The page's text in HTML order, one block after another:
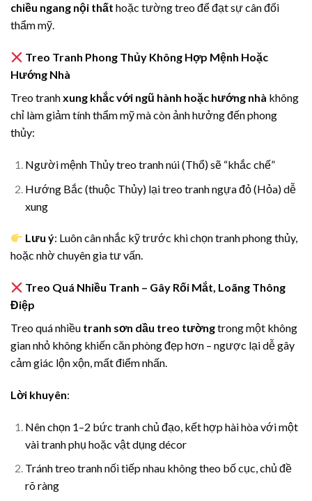
chiều ngang nội thất hoặc tường treo để đạt sự cân đối
thẩm mỹ.
Treo Tranh Phong Thủy Không Hợp Mệnh Hoặc
Hướng Nhà
Treo tranhxung khắc với ngũ hành hoặc hướng nhà không
chỉ làm giảm tính thẩm mỹ mà còn ảnh hưởng đến phong
thủy:
Người mệnh Thủy treo tranh núi (Thổ) sẽ “khắc chế”
Hướng Bắc (thuộc Thủy) lại treo tranh ngựa đỏ (Hỏa) dễ
xung
Lưu ý: Luôn cân nhắc kỹ trước khi chọn tranh phong thủy,
hoặc nhờ chuyên gia tư vấn.
Treo Quá Nhiều Tranh – Gây Rối Mắt, Loãng Thông
Điệp
Treo quá nhiều tranh sơn dầu treo tườngtrong một không
gian nhỏ không khiến căn phòng đẹp hơn – ngược lại dễ gây
cảm giác lộn xộn, mất điểm nhấn.
Lời khuyên:
Nên chọn 1–2 bức tranh chủ đạo, kết hợp hài hòa với một
vài tranh phụ hoặc vật dụng décor
Tránh treo tranh nối tiếp nhau không theo bố cục, chủ đề
rõ ràng